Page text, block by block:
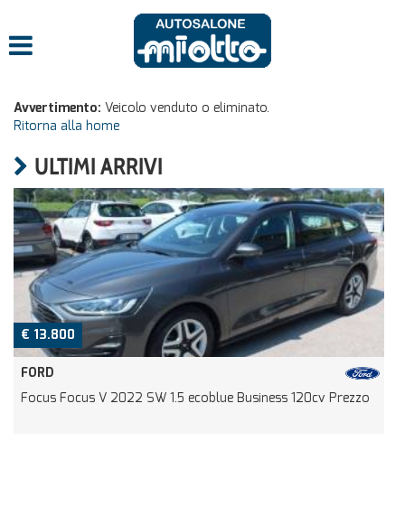
Avvertimento: Veicolo venduto o eliminato.
Ritorna alla home
ULTIMI ARRIVI
€ 13.800
FORD
Focus Focus V 2022 SW 1.5 ecoblue Business 120cv Prezzo